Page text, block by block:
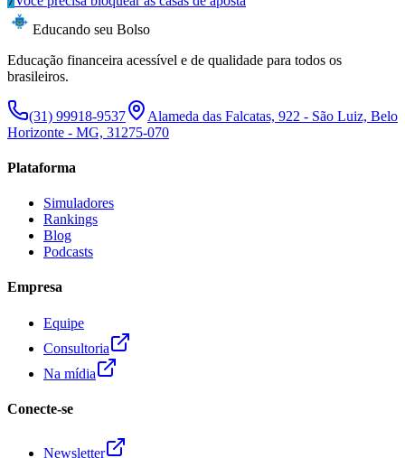
Educando seu Bolso
Educação financeira acessível e de qualidade para todos os
brasileiros.
(31) 99918-9537
Alameda das Falcatas, 922 - São Luiz, Belo
Horizonte - MG, 31275-070
Plataforma
Simuladores
Rankings
Blog
Podcasts
Empresa
Equipe
Consultoria
Na mídia
Conecte-se
Newsletter